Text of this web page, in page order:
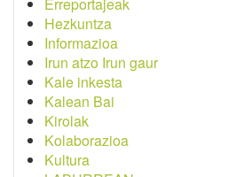
Hezkuntza
Informazioa
Irun atzo Irun gaur
Kale inkesta
Kalean Bai
Kirolak
Kolaborazioa
Kultura